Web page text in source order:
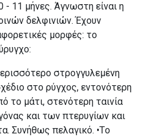
- 11 μήνες. Άγνωστη είναι η
δελφινιών. Έχουν
μορφές: το
στρογγυλεμένη
στο ρύγχος, εντονότερη
το μάτι, στενότερη ταινία
και των πτερυγίων και
Συνήθως πελαγικό. •Tο